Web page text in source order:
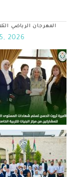
المهرجان الرياضي
2026